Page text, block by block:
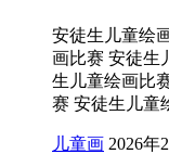
安徒生儿童绘
画比赛 安徒生
生儿童绘画比
赛 安徒生儿童
儿童画 2026年